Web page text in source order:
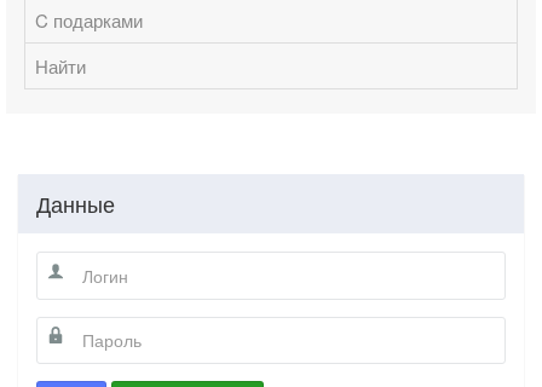
C подарками
Найти
Данные